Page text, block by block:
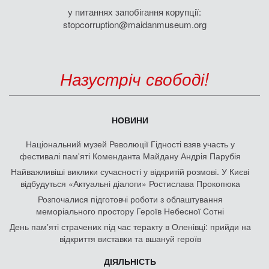
у питаннях запобігання корупції:
stopcorruption@maidanmuseum.org
Назустріч свободі!
НОВИНИ
Національний музей Революції Гідності взяв участь у
фестивалі пам'яті Коменданта Майдану Андрія Парубія
Найважливіші виклики сучасності у відкритій розмові. У Києві
відбудуться «Актуальні діалоги» Ростислава Прокопюка
Розпочалися підготовчі роботи з облаштування
меморіального простору Героїв Небесної Сотні
День памʼяті страчених під час теракту в Оленівці: прийди на
відкриття виставки та вшануй героїв
ДІЯЛЬНІСТЬ